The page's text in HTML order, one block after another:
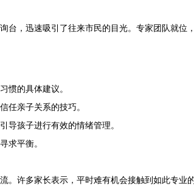
，迅速吸引了往来市民的目光。专家团队就位
惯的具体建议。
任亲子关系的技巧。
导孩子进行有效的情绪管理。
求平衡。
许多家长表示，平时难有机会接触到如此专业